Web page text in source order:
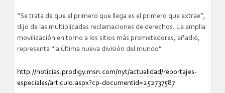
“Se trata de que el primero que llega es el primero que extrae”,
dijo de las multiplicadas reclamaciones de derechos. La amplia
movilización en torno a los sitios más prometedores, añadió,
representa “la última nueva división del mundo”.
http://noticias.prodigy.msn.com/nyt/actualidad/reportajes-
especiales/articulo.aspx?cp-documentid=252737587